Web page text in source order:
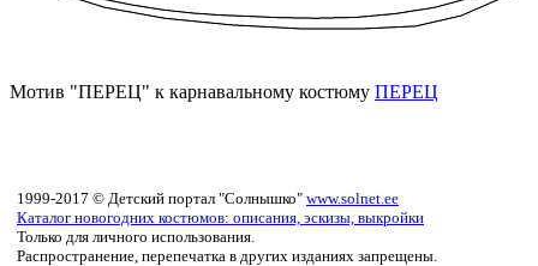
Мотив "ПЕРЕЦ" к карнавальному костюму ПЕРЕЦ
1999-2017 © Детский портал "Солнышко" www.solnet.ee
Каталог новогодних костюмов: описания, эскизы, выкройки
Только для личного использования.
Распространение, перепечатка в других изданиях запрещены.